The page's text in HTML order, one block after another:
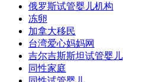
俄罗斯试管婴儿机构
冻卵
加拿大移民
台湾爱心妈妈网
吉尔吉斯斯坦试管婴儿
同性家庭